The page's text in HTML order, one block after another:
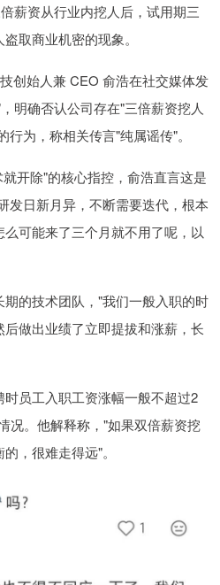
薪资从行业内挖人后，试用期三
取商业机密的现象。
创始人兼 CEO 俞浩在社交媒体发
明确否认公司存在"三倍薪资挖人
为，称相关传言"纯属谣传"。
开除"的核心指控，俞浩直言这是
发日新月异，不断需要迭代，根本
可能来了三个月就不用了呢，以
的技术团队，"我们一般入职的时
做出业绩了立即提拔和涨薪，长
员工入职工资涨幅一般不超过2
况。他解释称，"如果双倍薪资挖
，很难走得远"。